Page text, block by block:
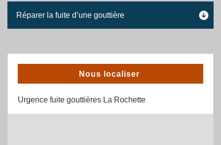
Réparer la fuite d’une gouttière
Nous localiser
Urgence fuite gouttières La Rochette